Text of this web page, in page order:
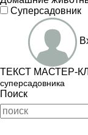
Суперсадовник
ТЕКСТ МАСТЕР-
суперсадовника
Поиск